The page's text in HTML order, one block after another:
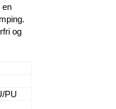
en
og
PU